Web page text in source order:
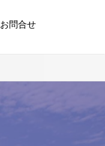
お問合せ